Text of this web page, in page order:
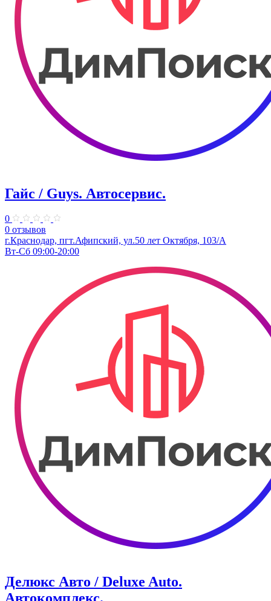
Гайс / Guys. Автосервис.
0
0 отзывов
г.Краснодар, пгт.Афипский, ул.50 лет Октября, 103/А
Вт-Сб 09:00-20:00
Делюкс Авто / Deluxe Auto.